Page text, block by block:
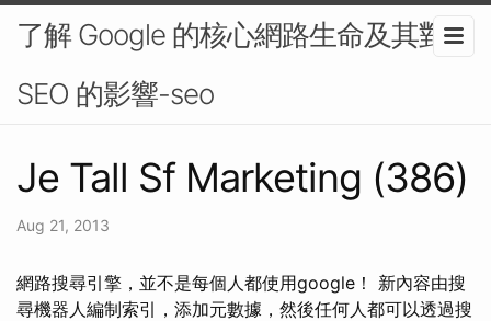
了解 Google 的核心網路生命及其對
SEO 的影響-seo
Je Tall Sf Marketing (386)
Aug 21, 2013
網路搜尋引擎，並不是每個人都使用google！ 新內容由搜
尋機器人編制索引，添加元數據，然後任何人都可以透過搜